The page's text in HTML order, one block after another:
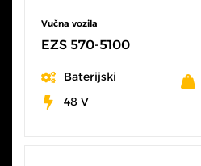
Vučna vozila
EZS 570-5100
Baterijski
48 V